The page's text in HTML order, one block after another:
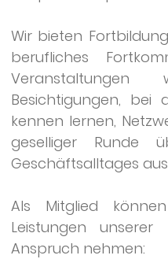
Wir bieten
berufliches
Besichtigungen, bei
kennen lernen,
geselliger Runde
Geschäftsalltages
Als Mitglied
Leistungen unserer
Anspruch nehmen: